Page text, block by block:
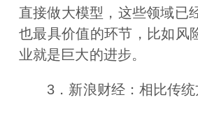
直接做大模型，这些领域已
也最具价值的环节，比如风
业就是巨大的进步。
3．新浪财经：相比传统